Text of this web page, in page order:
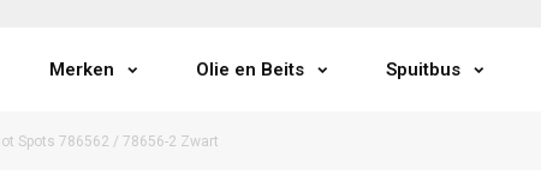
Merken Olie en Beits Spuitbus
Spots 786562 / 78656-2 Zwart